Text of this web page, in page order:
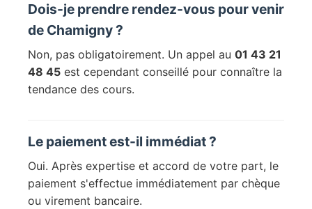
Dois-je prendre rendez-vous pour venir
de Chamigny ?
Non, pas obligatoirement. Un appel au 01 43 21
48 45 est cependant conseillé pour connaître la
tendance des cours.
Le paiement est-il immédiat ?
Oui. Après expertise et accord de votre part, le
paiement s'effectue immédiatement par chèque
ou virement bancaire.